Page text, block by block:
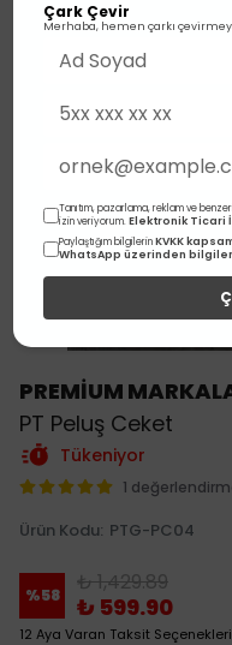
PREMİUM
PT Peluş Ceket
Tükeniyor
1
Ürün Kodu: PTG-PC04
%58 ₺ 1,429.89
₺ 599.90
12 Aya Varan Taksit Seçenekleri
Çark Çevir
Merhaba, hemen çarkı
Tanıtım, pazarlama, reklam ve
izin veriyorum.Elektronik Ticari
Paylaştığım bilgilerinKVKK
WhatsApp üzerinden